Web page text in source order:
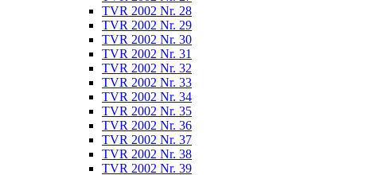
TVR 2002 Nr. 28
TVR 2002 Nr. 29
TVR 2002 Nr. 30
TVR 2002 Nr. 31
TVR 2002 Nr. 32
TVR 2002 Nr. 33
TVR 2002 Nr. 34
TVR 2002 Nr. 35
TVR 2002 Nr. 36
TVR 2002 Nr. 37
TVR 2002 Nr. 38
TVR 2002 Nr. 39